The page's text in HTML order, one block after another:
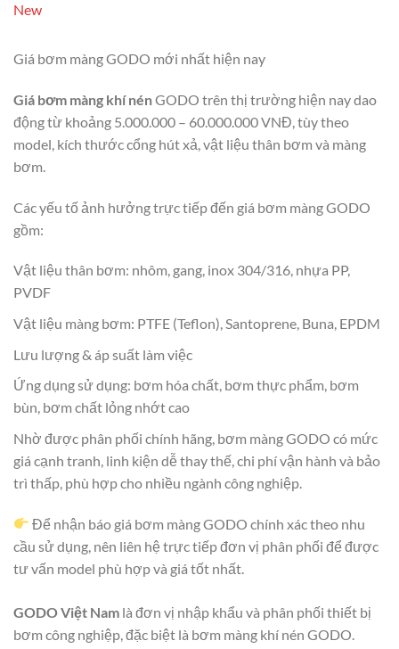
New
Giá bơm màng GODO mới nhất hiện nay
Giá bơm màng khí nénGODO trên thị trường hiện nay dao
động từ khoảng 5.000.000 – 60.000.000 VNĐ, tùy theo
model, kích thước cổng hút xả, vật liệu thân bơm và màng
bơm.
Các yếu tố ảnh hưởng trực tiếp đến giá bơm màng GODO
gồm:
Vật liệu thân bơm: nhôm, gang, inox 304/316, nhựa PP,
PVDF
Vật liệu màng bơm: PTFE (Teflon), Santoprene, Buna, EPDM
Lưu lượng & áp suất làm việc
Ứng dụng sử dụng: bơm hóa chất, bơm thực phẩm, bơm
bùn, bơm chất lỏng nhớt cao
Nhờ được phân phối chính hãng, bơm màng GODO có mức
giá cạnh tranh, linh kiện dễ thay thế, chi phí vận hành và bảo
trì thấp, phù hợp cho nhiều ngành công nghiệp.
Để nhận báo giá bơm màng GODO chính xác theo nhu
cầu sử dụng, nên liên hệ trực tiếp đơn vị phân phối để được
tư vấn model phù hợp và giá tốt nhất.
GODO Việt Nam là đơn vị nhập khẩu và phân phối thiết bị
bơm công nghiệp, đặc biệt là bơm màng khí nén GODO.